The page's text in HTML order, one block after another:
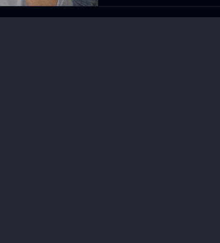
Nordstern-Verlust
eine einfache 3-Fragen-